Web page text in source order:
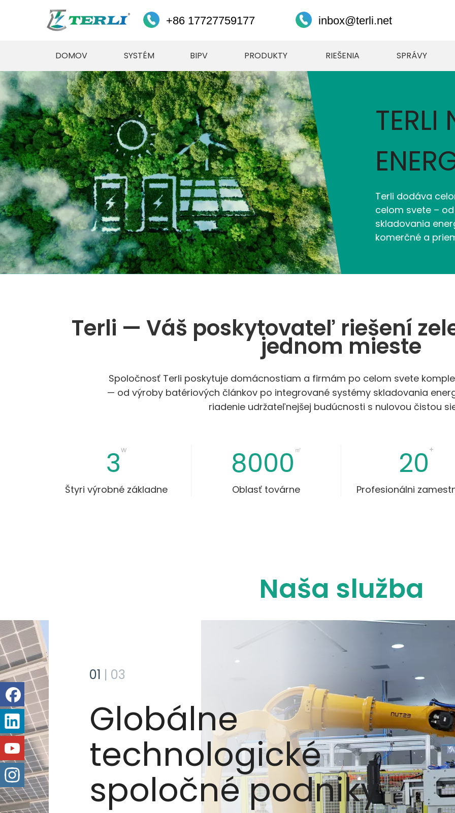
+86 17727759177 inbox@terli.net
DOMOV SYSTÉM BIPV PRODUKTY RIEŠENIA SPRÁVY
TERLI
Terli dodáva
celom svete –
skladovania
komerčné a
Terli — Váš poskytovateľ riešení
jednom mieste
Spoločnosť Terli poskytuje domácnostiam a firmám po celom svete
— od výroby batériových článkov po integrované systémy skladovania
riadenie udržateľnejšej budúcnosti s nulovou čistou
3w
Štyri výrobné základne
8000 ㎡
Oblasť továrne
20 +
Profesionálni
Naša služba
01 | 03
Globálne
technologické
spoločné podniky